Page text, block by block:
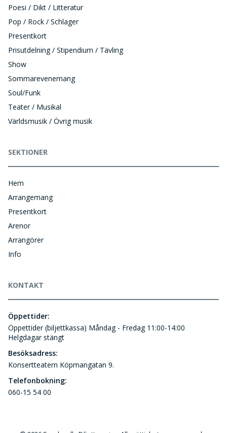
Poesi / Dikt / Litteratur
Pop / Rock / Schlager
Presentkort
Prisutdelning / Stipendium / Tävling
Show
Sommarevenemang
Soul/Funk
Teater / Musikal
Världsmusik / Övrig musik
SEKTIONER
Hem
Arrangemang
Presentkort
Arenor
Arrangörer
Info
KONTAKT
Öppettider:
Öppettider (biljettkassa) Måndag - Fredag 11:00-14:00
Helgdagar stängt
Besöksadress:
Konsertteatern Köpmangatan 9.
Telefonbokning:
060-15 54 00